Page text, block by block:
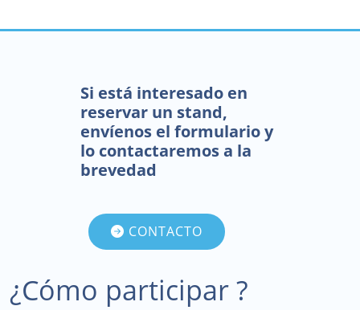
¿Cómo participar ?
Si está interesado en
reservar un stand,
envíenos el formulario y
lo contactaremos a la
brevedad
CONTACTO